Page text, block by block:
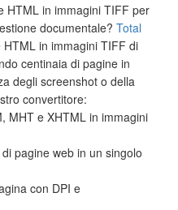
HTML in immagini TIFF per
documentale? Total
in immagini TIFF di
centinaia di pagine in
degli screenshot o della
convertitore:
MHT e XHTML in immagini
pagine web in un singolo
con DPI e